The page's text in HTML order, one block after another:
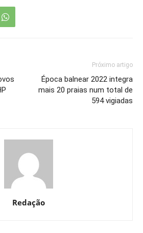
Próximo artigo
Época balnear 2022 integra
mais 20 praias num total de
594 vigiadas
Redação